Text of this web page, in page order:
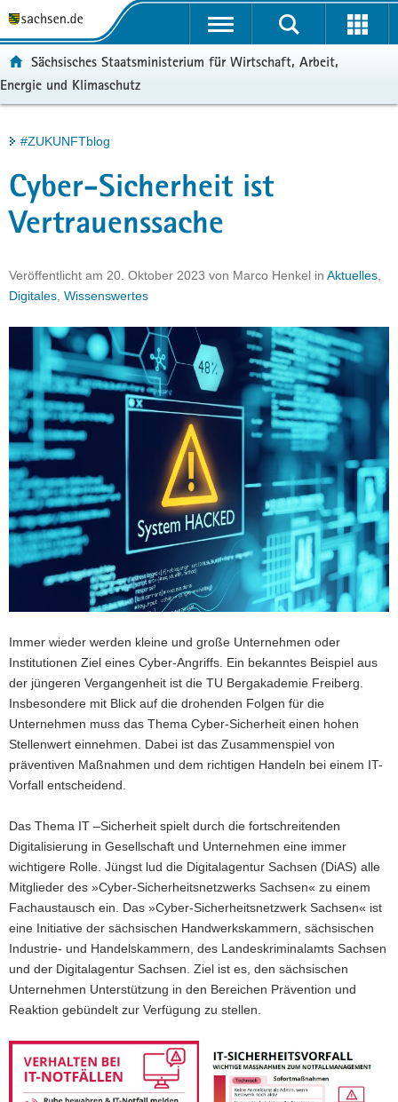
t
a
l
e
r
g
r
i
f
e
N
a
v
i
g
a
t
i
o
u
p
t
h
a
t
e
r
v
e
Portalübergreifende
Sächsisches Staatsministerium für Wirtschaft, Arbeit,
Energie und Klimaschutz
Hauptinhalt
#ZUKUNFTblog
Cyber-Sicherheit ist
Vertrauenssache
Veröffentlicht am 20. Oktober 2023 von Marco Henkel in Aktuelles
Digitales Wissenswertes
Immer wieder werden kleine und große Unternehmen oder
Institutionen Ziel eines Cyber-Angriffs. Ein bekanntes Beispiel aus
der jüngeren Vergangenheit ist die TU Bergakademie Freiberg.
Insbesondere mit Blick auf die drohenden Folgen für die
Unternehmen muss das Thema Cyber-Sicherheit einen hohen
Stellenwert einnehmen. Dabei ist das Zusammenspiel von
präventiven Maßnahmen und dem richtigen Handeln bei einem IT-
Vorfall entscheidend.
Das Thema IT –Sicherheit spielt durch die fortschreitenden
Digitalisierung in Gesellschaft und Unternehmen eine immer
wichtigere Rolle. Jüngst lud die Digitalagentur Sachsen (DiAS) alle
Mitglieder des »Cyber-Sicherheitsnetzwerks Sachsen« zu einem
Fachaustausch ein. Das »Cyber-Sicherheitsnetzwerk Sachsen« ist
eine Initiative der sächsischen Handwerkskammern, sächsischen
Industrie- und Handelskammern, des Landeskriminalamts Sachsen
und der Digitalagentur Sachsen. Ziel ist es, den sächsischen
Unternehmen Unterstützung in den Bereichen Prävention und
Reaktion gebündelt zur Verfügung zu stellen.